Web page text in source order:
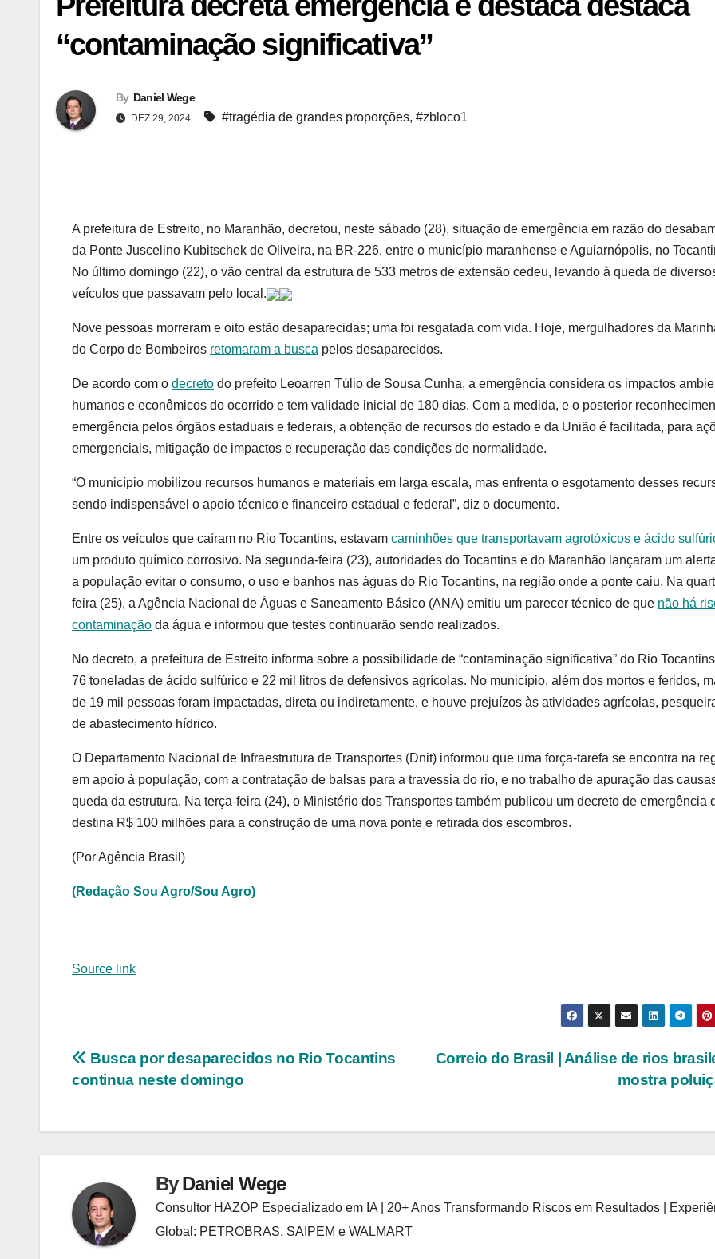
“contaminação significativa”
By Daniel Wege
DEZ 29, 2024 #tragédia de grandes proporções, #zbloco1
A prefeitura de Estreito, no Maranhão, decretou, neste sábado (28), situação de emergência em razão do
da Ponte Juscelino Kubitschek de Oliveira, na BR-226, entre o município maranhense e Aguiarnópolis, no
No último domingo (22), o vão central da estrutura de 533 metros de extensão cedeu, levando à queda de
veículos que passavam pelo local.
Nove pessoas morreram e oito estão desaparecidas; uma foi resgatada com vida. Hoje, mergulhadores da
do Corpo de Bombeiros retomaram a busca pelos desaparecidos.
De acordo com o decreto do prefeito Leoarren Túlio de Sousa Cunha, a emergência considera os impactos
humanos e econômicos do ocorrido e tem validade inicial de 180 dias. Com a medida, e o posterior
emergência pelos órgãos estaduais e federais, a obtenção de recursos do estado e da União é facilitada, para
emergenciais, mitigação de impactos e recuperação das condições de normalidade.
“O município mobilizou recursos humanos e materiais em larga escala, mas enfrenta o esgotamento desses
sendo indispensável o apoio técnico e financeiro estadual e federal”, diz o documento.
Entre os veículos que caíram no Rio Tocantins, estavam caminhões que transportavam agrotóxicos e ácido
um produto químico corrosivo. Na segunda-feira (23), autoridades do Tocantins e do Maranhão lançaram um
a população evitar o consumo, o uso e banhos nas águas do Rio Tocantins, na região onde a ponte caiu. Na
feira (25), a Agência Nacional de Águas e Saneamento Básico (ANA) emitiu um parecer técnico de que não há
contaminação da água e informou que testes continuarão sendo realizados.
No decreto, a prefeitura de Estreito informa sobre a possibilidade de “contaminação significativa” do Rio
76 toneladas de ácido sulfúrico e 22 mil litros de defensivos agrícolas. No município, além dos mortos e feridos,
de 19 mil pessoas foram impactadas, direta ou indiretamente, e houve prejuízos às atividades agrícolas,
de abastecimento hídrico.
O Departamento Nacional de Infraestrutura de Transportes (Dnit) informou que uma força-tarefa se encontra na
em apoio à população, com a contratação de balsas para a travessia do rio, e no trabalho de apuração das
queda da estrutura. Na terça-feira (24), o Ministério dos Transportes também publicou um decreto de emergência
destina R$ 100 milhões para a construção de uma nova ponte e retirada dos escombros.
(Por Agência Brasil)
(Redação Sou Agro/Sou Agro)
Source link
Navegação
Post
Correio do Brasil | Análise de rios
mostra
Busca por desaparecidos no Rio Tocantins
continua neste domingo
ByDaniel Wege
Consultor HAZOP Especializado em IA | 20+ Anos Transformando Riscos em Resultados |
Global: PETROBRAS, SAIPEM e WALMART